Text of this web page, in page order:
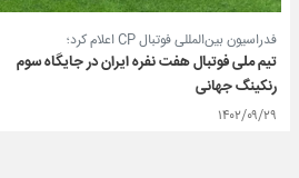
فدراسیون بین‌المللی فوتبال CP اعلام کرد؛
تیم ملی فوتبال هفت نفره ایران در جایگاه سوم
رنکینگ جهانی
۱۴۰۲/۰۹/۲۹